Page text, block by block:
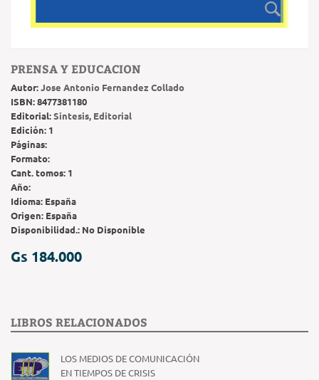
PRENSA Y EDUCACION
Autor:Jose Antonio Fernandez Collado
ISBN:8477381180
Editorial:Sintesis, Editorial
Edición: 1
Páginas:
Formato:
Cant. tomos: 1
Año:
Idioma: España
Origen: España
Disponibilidad.: No Disponible
Gs 184.000
LIBROS RELACIONADOS
LOS MEDIOS DE COMUNICACIÓN
EN TIEMPOS DE CRISIS